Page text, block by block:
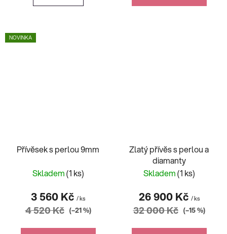
NOVINKA
Přívěsek s perlou 9mm
Skladem(1 ks)
3 560 Kč / ks
4 520 Kč (–21 %)
Zlatý přívěs s perlou a
diamanty
Skladem(1 ks)
26 900 Kč / ks
32 000 Kč (–15 %)